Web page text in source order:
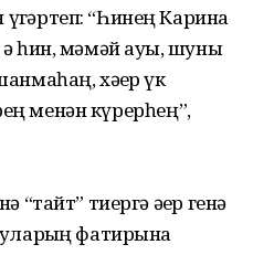
“Һинең Карина
һин, мәмәй ауыҙ, шуны
хәҙер үк
менән күрерһең”,
“тайт” тиергә әҙер генә
фатирына